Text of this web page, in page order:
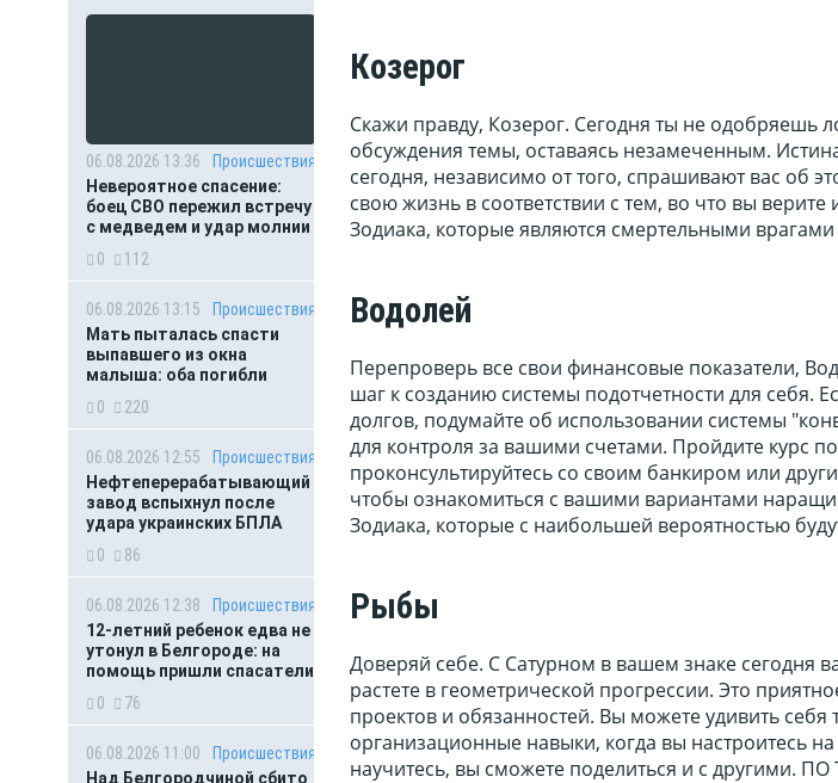
06.08.2026 13:36
Происшествия
Невероятное спасение:
боец СВО пережил встречу
с медведем и удар молнии
0
112
06.08.2026 13:15
Происшествия
Мать пыталась спасти
выпавшего из окна
малыша: оба погибли
0
220
06.08.2026 12:55
Происшествия
Нефтеперерабатывающий
завод вспыхнул после
удара украинских БПЛА
0
86
06.08.2026 12:38
Происшествия
12-летний ребенок едва не
утонул в Белгороде: на
помощь пришли спасатели
0
76
06.08.2026 11:00
Происшествия
Над Белгородчиной сбито
Козерог
Скажи правду, Козерог. Сегодня ты не одобряешь
обсуждения темы, оставаясь незамеченным.
сегодня, независимо от того, спрашивают вас об
свою жизнь в соответствии с тем, во что вы
Зодиака, которые являются смертельными врагами
Водолей
Перепроверь все свои финансовые показатели,
шаг к созданию системы подотчетности для себя.
долгов, подумайте об использовании системы
для контроля за вашими счетами. Пройдите курс
проконсультируйтесь со своим банкиром или
чтобы ознакомиться с вашими вариантами
Зодиака, которые с наибольшей вероятностью
Рыбы
Доверяй себе. С Сатурном в вашем знаке сегодня
растете в геометрической прогрессии. Это
проектов и обязанностей. Вы можете удивить
организационные навыки, когда вы настроитесь
научитесь, вы сможете поделиться и с другими.